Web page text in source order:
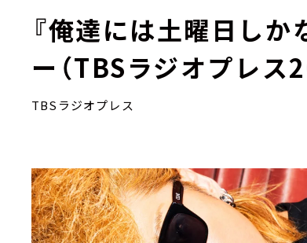
『俺達には土曜日しか
ー（TBSラジオプレス
TBSラジオプレス